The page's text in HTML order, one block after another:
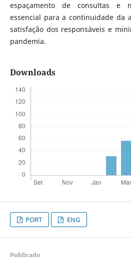
espaçamento de consultas e
essencial para a continuidade da
satisfação dos responsáveis e
pandemia.
Downloads
PORT ENG
Publicado